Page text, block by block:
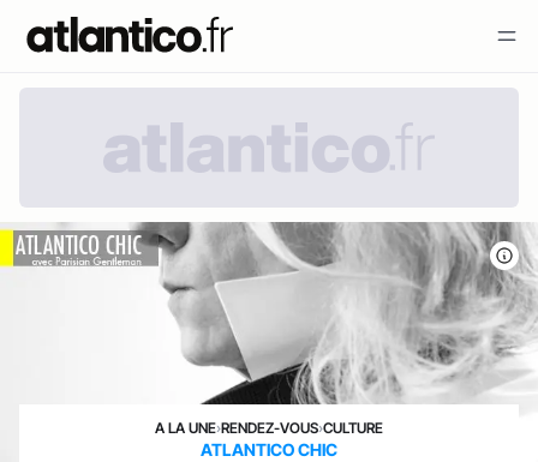
A LA UNE›RENDEZ-VOUS›CULTURE
ATLANTICO CHIC